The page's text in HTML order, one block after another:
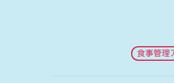
食事管理